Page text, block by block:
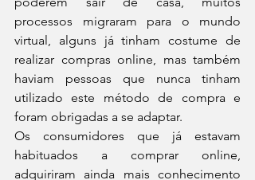
processos migraram para o mundo
virtual, alguns já tinham costume de
realizar compras online, mas também
haviam pessoas que nunca tinham
utilizado este método de compra e
foram obrigadas a se adaptar.
Os consumidores que já estavam
habituados a comprar online,
adquiriram ainda mais conhecimento